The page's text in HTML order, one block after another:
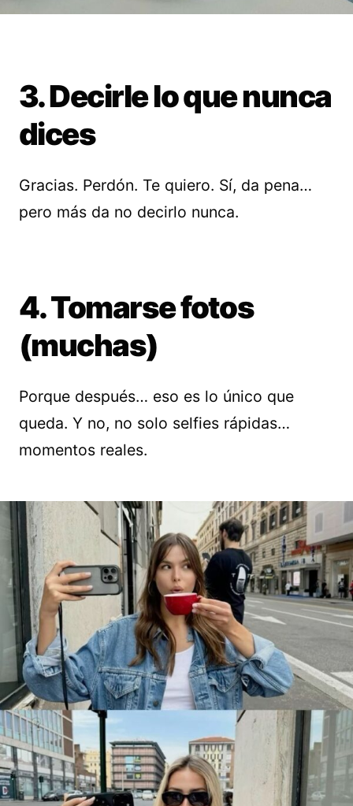
3. Decirle lo que nunca
dices
Gracias. Perdón. Te quiero. Sí, da pena…
pero más da no decirlo nunca.
4. Tomarse fotos
(muchas)
Porque después… eso es lo único que
queda. Y no, no solo selfies rápidas…
momentos reales.